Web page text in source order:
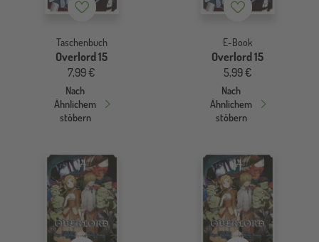
Merkzettel
Taschenbuch
Overlord 15
7,99 €
Nach
Ähnlichem
stöbern
Merkzettel
E-Book
Overlord 15
5,99 €
Nach
Ähnlichem
stöbern